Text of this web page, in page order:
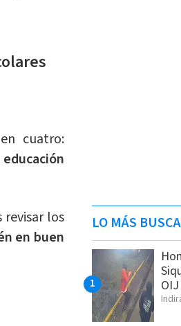
cuatro:
los
en buen
LO MÁS